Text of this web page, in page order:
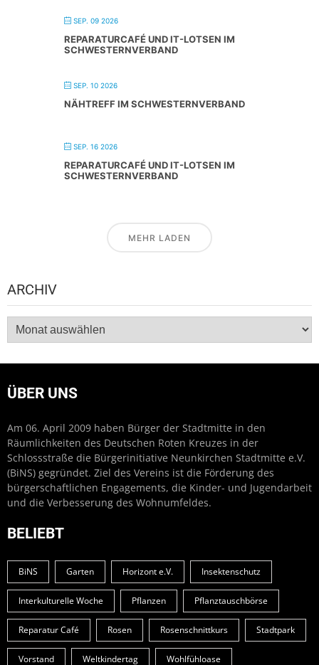
SEP. 09 2026
REPARATURCAFÉ UND IT-LOTSEN IM
SCHWESTERNVERBAND
SEP. 10 2026
NÄHTREFF IM SCHWESTERNVERBAND
SEP. 16 2026
REPARATURCAFÉ UND IT-LOTSEN IM
SCHWESTERNVERBAND
MEHR LADEN
ARCHIV
ÜBER UNS
Am 06. April 2009 haben Bürger der Stadtmitte in den
Räumlichkeiten des Deutschen Roten Kreuzes in der
Schlossstraße die Bürgerinitiative Neunkirchen Stadtmitte e.V.
(BiNS) gegründet. Ziel des Vereins ist die Förderung des
bürgerschaftlichen Engagements, die Kinder- und Jugendarbeit
und die Verbesserung des Wohnumfeldes.
BELIEBT
BiNS Garten Horizont e.V. Insektenschutz
Interkulturelle Woche Pflanzen Pflanztauschbörse
Reparatur Café Rosen Rosenschnittkurs Stadtpark
Vorstand Weltkindertag Wohlfühloase